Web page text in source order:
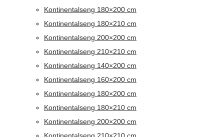
Kontinentalseng 180×200 cm
Kontinentalseng 180×210 cm
Kontinentalseng 200×200 cm
Kontinentalseng 210×210 cm
Kontinentalseng 140×200 cm
Kontinentalseng 160×200 cm
Kontinentalseng 180×200 cm
Kontinentalseng 180×210 cm
Kontinentalseng 200×200 cm